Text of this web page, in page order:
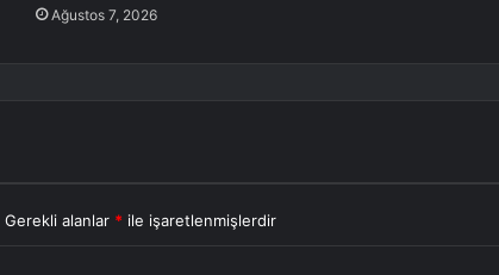
Ağustos 7, 2026
Gerekli alanlar * ile işaretlenmişlerdir